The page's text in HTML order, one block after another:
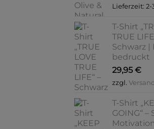
Lieferzeit: 2-
T-Shirt
TRUE
Schwarz |
bedruckt
29,95 €
zzgl.
T-Shirt
GOING“ –